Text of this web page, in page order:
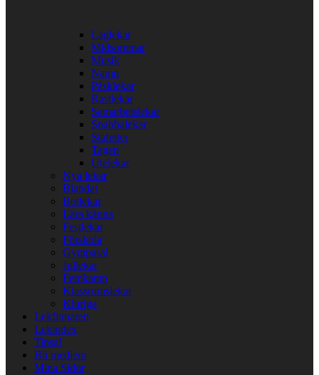
Laglekar
Midsommar
Musik
Namn
Påsklekar
Rastlekar
Samarbetslekar
Snabbalekar
Stafetter
Tagen
Utelekar
Nya lekar
Blandat
Bollekar
Lära känna
Festlekar
Förskola
Gympasal
Jullekar
Femkamp
Klassrumslekar
Kluriga
Lekfinnaren
Lekindex
Tipsa!
Bli medlem
Mina Sidor